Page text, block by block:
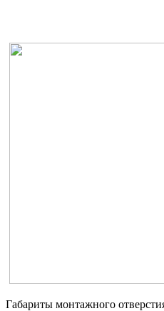
Габариты монтажного